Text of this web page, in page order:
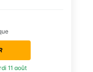
11 août